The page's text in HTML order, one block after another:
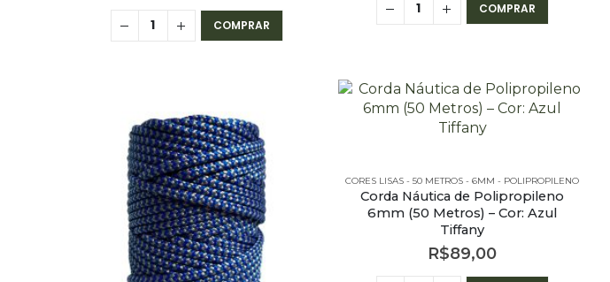
COMPRAR
COMPRAR
CORES LISAS - 50 METROS - 6MM - POLIPROPILENO
Corda Náutica de Polipropileno
6mm (50 Metros) – Cor: Azul
Tiffany
R$89,00